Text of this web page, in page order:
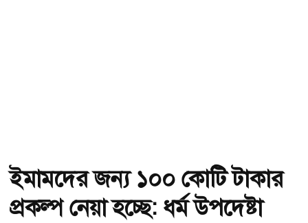
ইমামদের জন্য ১০০ কোটি টাকার
প্রকল্প নেয়া হচ্ছে: ধর্ম উপদেষ্টা